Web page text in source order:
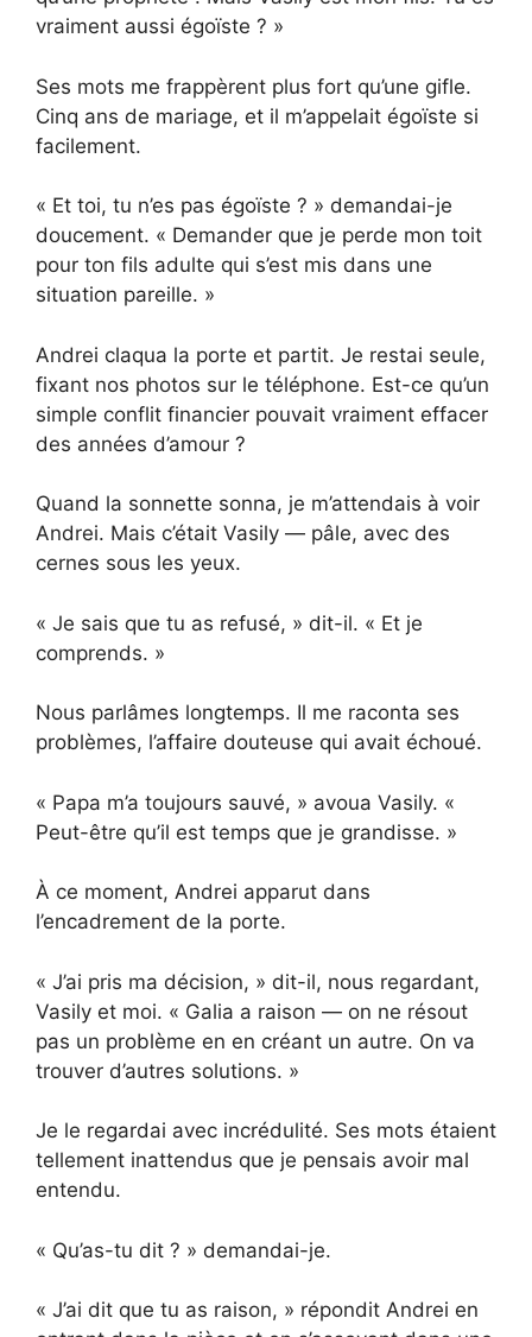
vraiment aussi égoïste ? »
Ses mots me frappèrent plus fort qu’une gifle.
Cinq ans de mariage, et il m’appelait égoïste si
facilement.
« Et toi, tu n’es pas égoïste ? » demandai-je
doucement. « Demander que je perde mon toit
pour ton fils adulte qui s’est mis dans une
situation pareille. »
Andrei claqua la porte et partit. Je restai seule,
fixant nos photos sur le téléphone. Est-ce qu’un
simple conflit financier pouvait vraiment effacer
des années d’amour ?
Quand la sonnette sonna, je m’attendais à voir
Andrei. Mais c’était Vasily — pâle, avec des
cernes sous les yeux.
« Je sais que tu as refusé, » dit-il. « Et je
comprends. »
Nous parlâmes longtemps. Il me raconta ses
problèmes, l’affaire douteuse qui avait échoué.
« Papa m’a toujours sauvé, » avoua Vasily. «
Peut-être qu’il est temps que je grandisse. »
À ce moment, Andrei apparut dans
l’encadrement de la porte.
« J’ai pris ma décision, » dit-il, nous regardant,
Vasily et moi. « Galia a raison — on ne résout
pas un problème en en créant un autre. On va
trouver d’autres solutions. »
Je le regardai avec incrédulité. Ses mots étaient
tellement inattendus que je pensais avoir mal
entendu.
« Qu’as-tu dit ? » demandai-je.
« J’ai dit que tu as raison, » répondit Andrei en